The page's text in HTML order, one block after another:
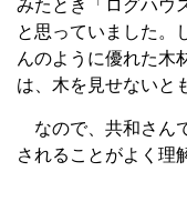
みたとき「ログハウ
と思っていました。
んのように優れた木
は、木を見せないと
なので、共和さん
されることがよく理